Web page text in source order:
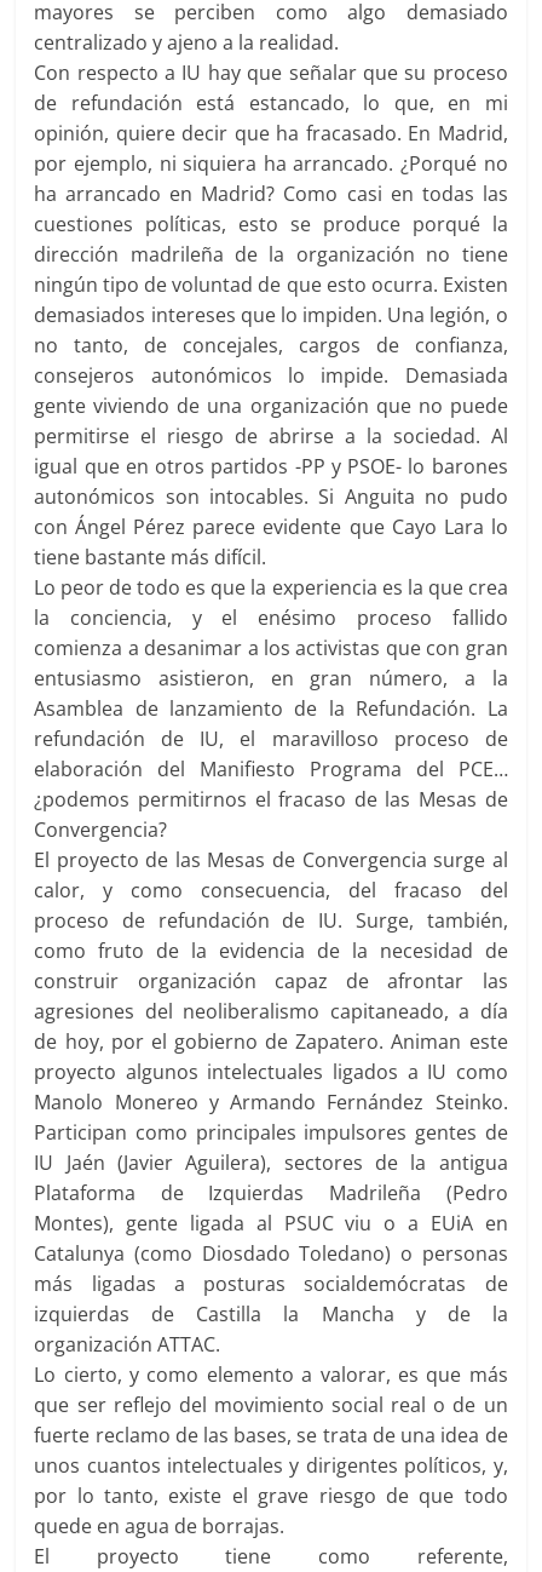
mayores se perciben como algo demasiado
centralizado y ajeno a la realidad.
Con respecto a IU hay que señalar que su proceso
de refundación está estancado, lo que, en mi
opinión, quiere decir que ha fracasado. En Madrid,
por ejemplo, ni siquiera ha arrancado. ¿Porqué no
ha arrancado en Madrid? Como casi en todas las
cuestiones políticas, esto se produce porqué la
dirección madrileña de la organización no tiene
ningún tipo de voluntad de que esto ocurra. Existen
demasiados intereses que lo impiden. Una legión, o
no tanto, de concejales, cargos de confianza,
consejeros autonómicos lo impide. Demasiada
gente viviendo de una organización que no puede
permitirse el riesgo de abrirse a la sociedad. Al
igual que en otros partidos -PP y PSOE- lo barones
autonómicos son intocables. Si Anguita no pudo
con Ángel Pérez parece evidente que Cayo Lara lo
tiene bastante más difícil.
Lo peor de todo es que la experiencia es la que crea
la conciencia, y el enésimo proceso fallido
comienza a desanimar a los activistas que con gran
entusiasmo asistieron, en gran número, a la
Asamblea de lanzamiento de la Refundación. La
refundación de IU, el maravilloso proceso de
elaboración del Manifiesto Programa del PCE…
¿podemos permitirnos el fracaso de las Mesas de
Convergencia?
El proyecto de las Mesas de Convergencia surge al
calor, y como consecuencia, del fracaso del
proceso de refundación de IU. Surge, también,
como fruto de la evidencia de la necesidad de
construir organización capaz de afrontar las
agresiones del neoliberalismo capitaneado, a día
de hoy, por el gobierno de Zapatero. Animan este
proyecto algunos intelectuales ligados a IU como
Manolo Monereo y Armando Fernández Steinko.
Participan como principales impulsores gentes de
IU Jaén (Javier Aguilera), sectores de la antigua
Plataforma de Izquierdas Madrileña (Pedro
Montes), gente ligada al PSUC viu o a EUiA en
Catalunya (como Diosdado Toledano) o personas
más ligadas a posturas socialdemócratas de
izquierdas de Castilla la Mancha y de la
organización ATTAC.
Lo cierto, y como elemento a valorar, es que más
que ser reflejo del movimiento social real o de un
fuerte reclamo de las bases, se trata de una idea de
unos cuantos intelectuales y dirigentes políticos, y,
por lo tanto, existe el grave riesgo de que todo
quede en agua de borrajas.
El proyecto tiene como referente,